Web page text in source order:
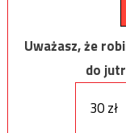
Uważasz, że
do
30 zł